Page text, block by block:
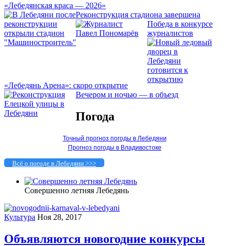
«Лебедянская краса — 2026»
Реконструкция стадиона завершена
Победа в конкурсе
журналистов
«Лебедянь Арена»: скоро открытие
Вечером и ночью — в объезд
Погода
Точный прогноз погоды в Лебедяни
Прогноз погоды в Владивостоке
Всё о погоде в Лебедяни >>>
Совершенно летняя Лебедянь
Культура Ноя 28, 2017
Объявляются новогодние конкурсы